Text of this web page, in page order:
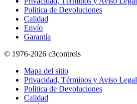
Politica de Devoluciones
Calidad
Envío
Garantía
© 1976-2026 c3controls
Mapa del sitio
Privacidad, Términos y Aviso Legal
Politica de Devoluciones
Calidad